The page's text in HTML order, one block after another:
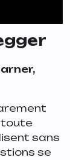
toute
sans
se